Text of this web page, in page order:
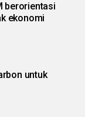
berorientasi
ekonomi
untuk